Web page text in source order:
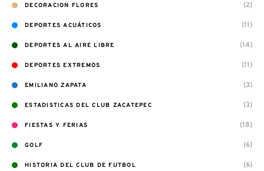
DECORACION FLORES (2)
DEPORTES ACUÁTICOS (11)
DEPORTES AL AIRE LIBRE (14)
DEPORTES EXTREMOS (11)
EMILIANO ZAPATA (3)
ESTADISTICAS DEL CLUB ZACATEPEC (3)
FIESTAS Y FERIAS (18)
GOLF (6)
HISTORIA DEL CLUB DE FUTBOL (6)